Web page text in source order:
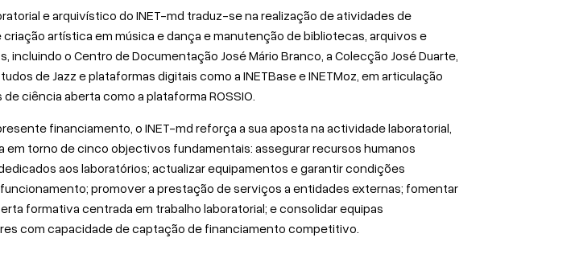
e arquivístico do INET-md traduz-se na realização de atividades de
artística em música e dança e manutenção de bibliotecas, arquivos e
incluindo o Centro de Documentação José Mário Branco, a Colecção José Duarte,
de Jazz e plataformas digitais como a INETBase e INETMoz, em articulação
ciência aberta como a plataforma ROSSIO.
financiamento, o INET-md reforça a sua aposta na actividade laboratorial,
em torno de cinco objectivos fundamentais: assegurar recursos humanos
aos laboratórios; actualizar equipamentos e garantir condições
promover a prestação de serviços a entidades externas; fomentar
formativa centrada em trabalho laboratorial; e consolidar equipas
com capacidade de captação de financiamento competitivo.